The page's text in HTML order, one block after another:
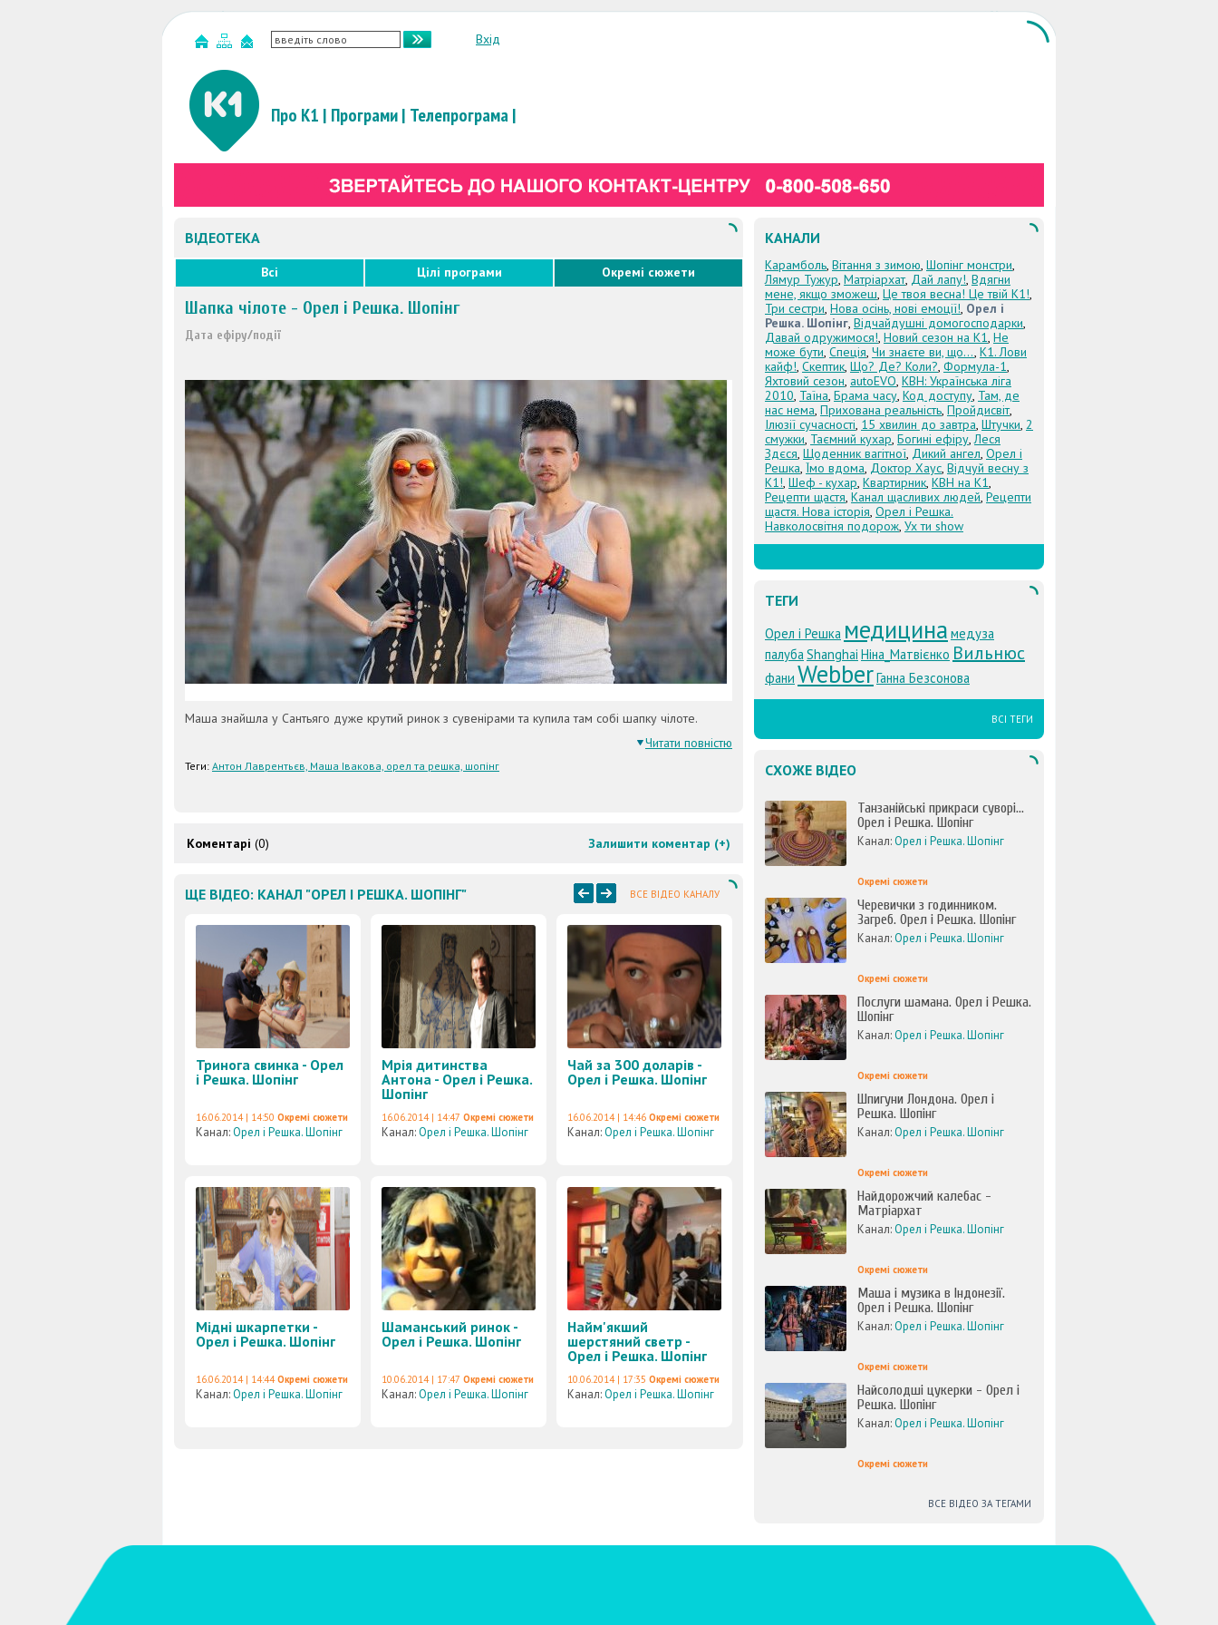
Вхід
Про К1 | Програми| Телепрограма|
ВІДЕОТЕКА
Всі Цілі програми Окремі сюжети
Шапка чілоте - Орел і Решка. Шопінг
Дата ефіру/події
Маша знайшла у Сантьяго дуже крутий ринок з сувенірами та купила там собі шапку чілоте.
Читати повністю
Теги: Антон Лаврентьєв, Маша Івакова, орел та решка, шопінг
Залишити коментар (+)
Коментарі (0)
ВСЕ ВІДЕО КАНАЛУ
ЩЕ ВІДЕО: КАНАЛ "ОРЕЛ І РЕШКА. ШОПІНГ"
Тринога свинка - Орел
і Решка. Шопінг
16.06.2014 | 14:50 Окремі сюжети
Канал:Орел і Решка. Шопінг
Мрія дитинства
Антона - Орел і Решка.
Шопінг
16.06.2014 | 14:47 Окремі сюжети
Канал:Орел і Решка. Шопінг
Чай за 300 доларів -
Орел і Решка. Шопінг
16.06.2014 | 14:46 Окремі сюжети
Канал:Орел і Решка. Шопінг
Мідні шкарпетки -
Орел і Решка. Шопінг
16.06.2014 | 14:44 Окремі сюжети
Канал:Орел і Решка. Шопінг
Шаманський ринок -
Орел і Решка. Шопінг
10.06.2014 | 17:47 Окремі сюжети
Канал:Орел і Решка. Шопінг
Найм'якший
шерстяний светр -
Орел і Решка. Шопінг
10.06.2014 | 17:35 Окремі сюжети
Канал:Орел і Решка. Шопінг
КАНАЛИ
Карамболь, Вітання з зимою, Шопінг монстри,
Лямур Тужур, Матріархат, Дай лапу!, Вдягни
мене, якщо зможеш, Це твоя весна! Це твій К1!,
Три сестри, Нова осінь, нові емоції!, Орел і
Решка. Шопінг, Відчайдушні домогосподарки,
Давай одружимося!, Новий сезон на К1, Не
може бути, Спеція, Чи знаєте ви, що..., К1. Лови
кайф!, Скептик, Що? Де? Коли?, Формула-1,
Яхтовий сезон, autoEVO, КВН: Українська ліга
2010, Таїна, Брама часу, Код доступу, Там, де
нас нема, Прихована реальність, Пройдисвіт,
Ілюзії сучасності, 15 хвилин до завтра, Штучки, 2
смужки, Таємний кухар, Богині ефіру,Леся
Здєся, Щоденник вагітної, Дикий ангел, Орел і
Решка, Їмо вдома, Доктор Хаус, Відчуй весну з
К1!, Шеф - кухар, Квартирник, КВН на К1,
Рецепти щастя, Канал щасливих людей, Рецепти
щастя. Нова історія, Орел і Решка.
Навколосвітня подорож, Ух ти show
ТЕГИ
Орел і Решка медицина медуза
палубаShanghai Ніна_Матвієнко Вильнюс
фани WebberГанна Безсонова
ВСІ ТЕГИ
СХОЖЕ ВІДЕО
Танзанійські прикраси суворі...
Орел і Решка. Шопінг
Канал:Орел і Решка. Шопінг
Окремі сюжети
Черевички з годинником.
Загреб. Орел і Решка. Шопінг
Канал:Орел і Решка. Шопінг
Окремі сюжети
Послуги шамана. Орел і Решка.
Шопінг
Канал:Орел і Решка. Шопінг
Окремі сюжети
Шпигуни Лондона. Орел і
Решка. Шопінг
Канал:Орел і Решка. Шопінг
Окремі сюжети
Найдорожчий калебас -
Матріархат
Канал:Орел і Решка. Шопінг
Окремі сюжети
Маша і музика в Індонезії.
Орел і Решка. Шопінг
Канал:Орел і Решка. Шопінг
Окремі сюжети
Найсолодші цукерки - Орел і
Решка. Шопінг
Канал:Орел і Решка. Шопінг
Окремі сюжети
ВСЕ ВІДЕО ЗА ТЕГАМИ